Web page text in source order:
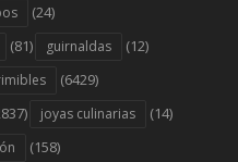
(24)
(81) guirnaldas (12)
(6429)
joyas culinarias (14)
(158)